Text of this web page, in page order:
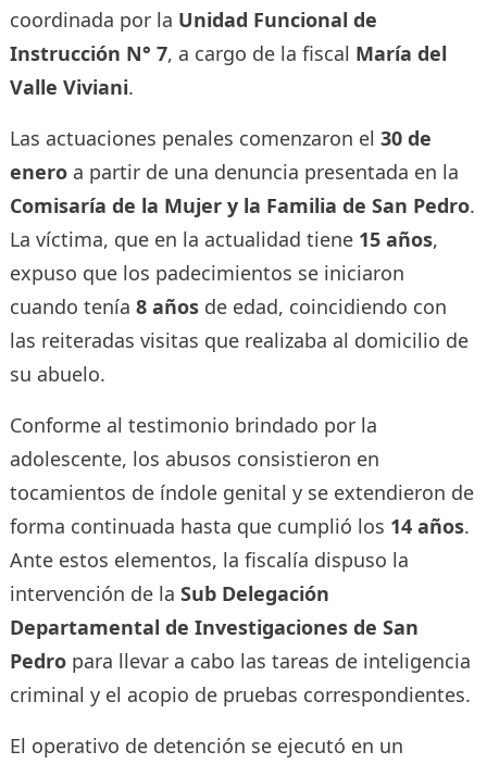
coordinada por la Unidad Funcional de
Instrucción N° 7, a cargo de la fiscal María del
Valle Viviani.
Las actuaciones penales comenzaron el 30 de
eneroa partir de una denuncia presentada en la
Comisaría de la Mujer y la Familia de San Pedro.
La víctima, que en la actualidad tiene 15 años,
expuso que los padecimientos se iniciaron
cuando tenía 8 añosde edad, coincidiendo con
las reiteradas visitas que realizaba al domicilio de
su abuelo.
Conforme al testimonio brindado por la
adolescente, los abusos consistieron en
tocamientos de índole genital y se extendieron de
forma continuada hasta que cumplió los 14 años.
Ante estos elementos, la fiscalía dispuso la
intervención de la Sub Delegación
Departamental de Investigaciones de San
Pedropara llevar a cabo las tareas de inteligencia
criminal y el acopio de pruebas correspondientes.
El operativo de detención se ejecutó en un